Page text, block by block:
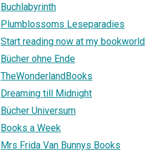
Buchlabyrinth
Plumblossoms Leseparadies
Start reading now at my bookworld
Bücher ohne Ende
TheWonderlandBooks
Dreaming till Midnight
Bücher Universum
Books a Week
Mrs Frida Van Bunnys Books